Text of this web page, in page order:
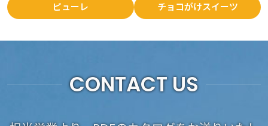
ピューレ チョコがけスイーツ
CONTACT US